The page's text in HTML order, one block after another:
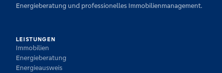
Energieberatung und professionelles Immobilienmanagement.
LEISTUNGEN
Immobilien
Energieberatung
Energieausweis